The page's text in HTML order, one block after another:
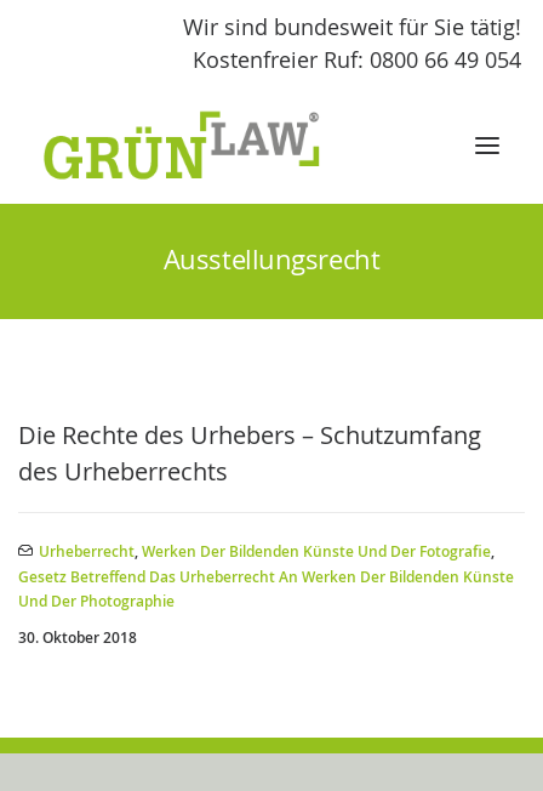
Wir sind bundesweit für Sie tätig!
Kostenfreier Ruf: 0800 66 49 054
FACHBEITRÄGE
Ausstellungsrecht
Die Rechte des Urhebers – Schutzumfang
des Urheberrechts
Urheberrecht,Werken Der Bildenden Künste Und Der Fotografie,
Gesetz Betreffend Das Urheberrecht An Werken Der Bildenden Künste
Und Der Photographie
30. Oktober 2018